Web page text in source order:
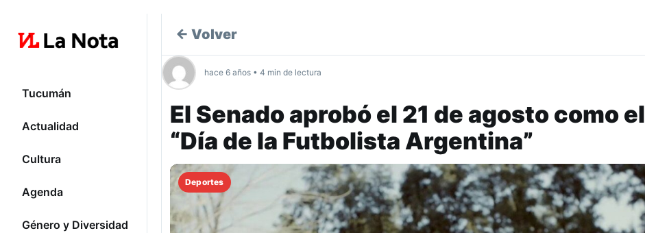
Tucumán
Actualidad
Cultura
Agenda
Género y Diversidad
← Volver
hace 6 años • 4 min de lectura
El Senado aprobó el 21 de agosto como el
“Día de la Futbolista Argentina”
Deportes